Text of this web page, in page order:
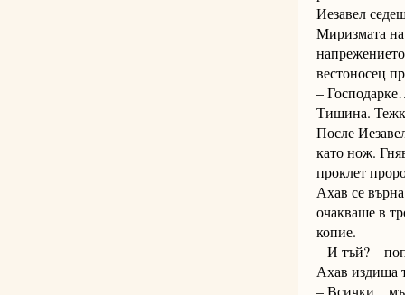
Иезавел
Миризмата
вестоносец
–
Тишина.
После
като нож.
проклет
Ахав се
очакваше в
копие.
– И тъй? –
Ахав издиша
– Всички...